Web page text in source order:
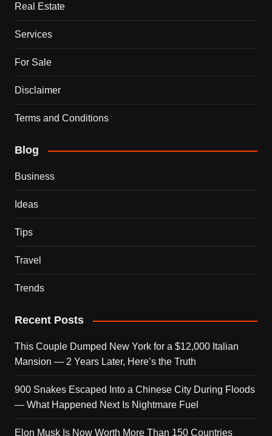
Real Estate
Services
For Sale
Disclaimer
Terms and Conditions
Blog
Business
Ideas
Tips
Travel
Trends
Recent Posts
This Couple Dumped New York for a $12,000 Italian
Mansion — 2 Years Later, Here’s the Truth
900 Snakes Escaped Into a Chinese City During Floods
— What Happened Next Is Nightmare Fuel
Elon Musk Is Now Worth More Than 150 Countries